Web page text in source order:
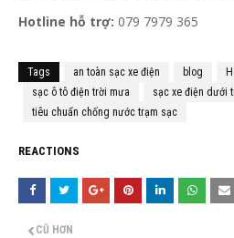
Hotline hỗ trợ: 079 7979 365
Tags an toàn sạc xe điện blog
sạc ô tô điện trời mưa
sạc xe điện dưới
tiêu chuẩn chống nước trạm sạc
REACTIONS
CŨ HƠN